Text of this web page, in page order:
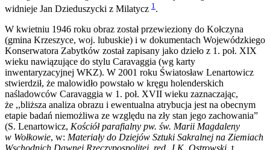
widnieje Jan Dzieduszycki z Milatycz 1.
W kwietniu 1946 roku obraz został przewieziony do Kołczyna
(gmina Krzeszyce, woj. lubuskie) i w dokumentach Wojewódzkiego
Konserwatora Zabytków został zapisany jako dzieło z 1. poł. XIX
wieku nawiązujące do stylu Caravaggia (wg karty
inwentaryzacyjnej WKZ). W 2001 roku Światosław Lenartowicz
stwierdził, że malowidło powstało w kręgu holenderskich
naśladowców Caravaggia w 1. poł. XVII wieku zaznaczając,
że ,,bliższa analiza obrazu i ewentualna atrybucja jest na obecnym
etapie badań niemożliwa ze względu na zły stan jego zachowania”
(S. Lenartowicz, Kościół parafialny pw. św. Marii Magdaleny
w Wołkowie, w: Materiały do Dziejów Sztuki Sakralnej na Ziemiach